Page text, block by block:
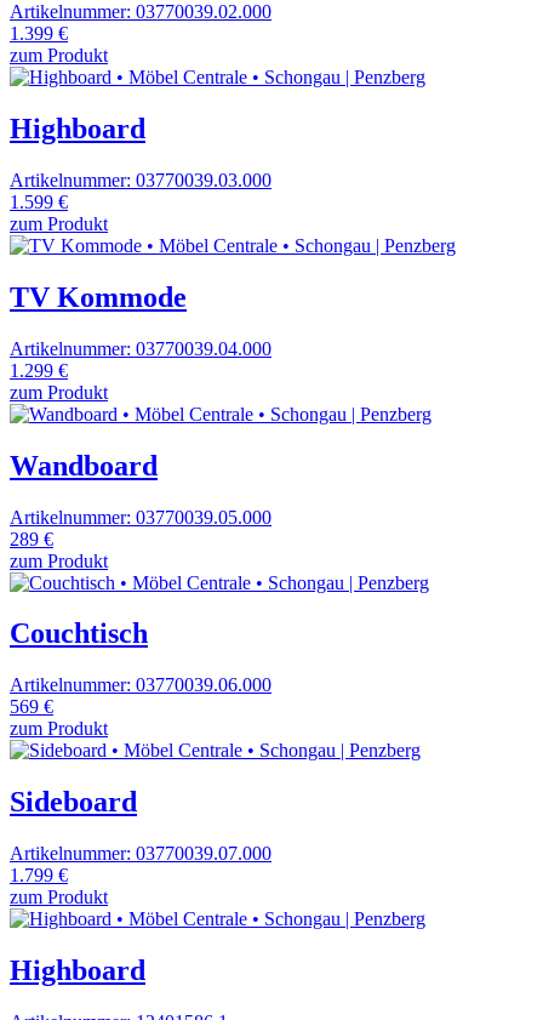
Artikelnummer: 03770039.02.000
1.399 €
zum Produkt
Highboard
Artikelnummer: 03770039.03.000
1.599 €
zum Produkt
TV Kommode
Artikelnummer: 03770039.04.000
1.299 €
zum Produkt
Wandboard
Artikelnummer: 03770039.05.000
289 €
zum Produkt
Couchtisch
Artikelnummer: 03770039.06.000
569 €
zum Produkt
Sideboard
Artikelnummer: 03770039.07.000
1.799 €
zum Produkt
Highboard